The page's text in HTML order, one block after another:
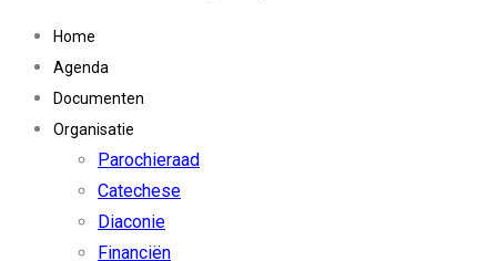
Home
Agenda
Documenten
Organisatie
Parochieraad
Catechese
Diaconie
Financiën